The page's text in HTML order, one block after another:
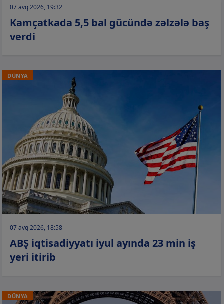
07 avq 2026, 19:32
Kamçatkada 5,5 bal gücündə zəlzələ baş
verdi
DÜNYA
07 avq 2026, 18:58
ABŞ iqtisadiyyatı iyul ayında 23 min iş
yeri itirib
DÜNYA